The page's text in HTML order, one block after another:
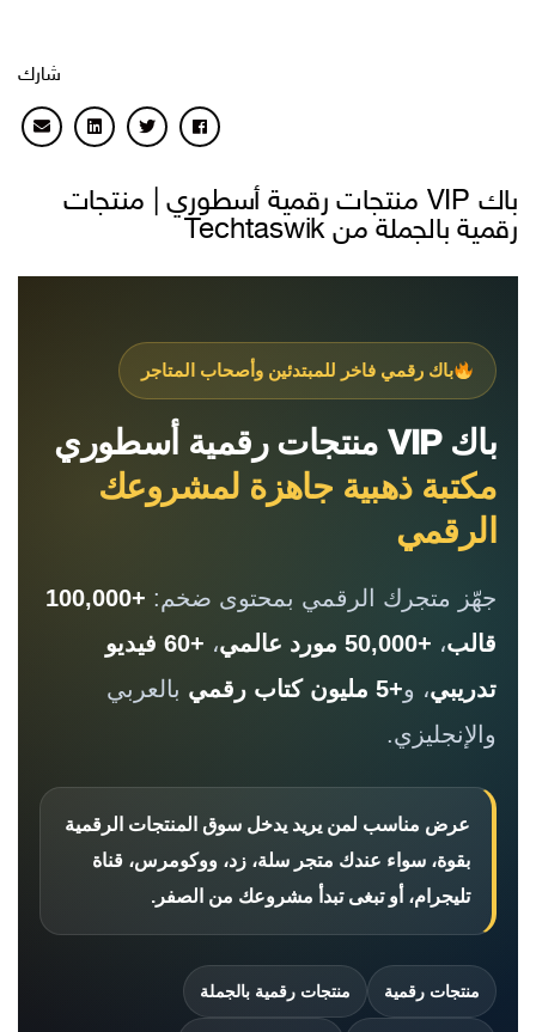
شارك
باك VIP منتجات رقمية أسطوري | منتجات
رقمية بالجملة من Techtaswik
باك رقمي فاخر للمبتدئين وأصحاب المتاجر
باك VIP منتجات رقمية أسطوري
مكتبة ذهبية جاهزة لمشروعك
الرقمي
جهّز متجرك الرقمي بمحتوى ضخم:
+100,000
قالب، +50,000 مورد عالمي ،
+60 فيديو
تدريبي، و+5 مليون كتاب رقمي
بالعربي
والإنجليزي.
عرض مناسب لمن يريد يدخل سوق المنتجات الرقمية
بقوة، سواء عندك متجر سلة، زد، ووكومرس، قناة
تليجرام، أو تبغى تبدأ مشروعك من الصفر.
منتجات رقمية منتجات رقمية بالجملة